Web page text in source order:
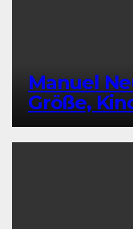
Manuel
Größe,